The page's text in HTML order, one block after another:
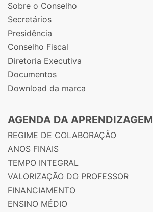
Sobre o Conselho
Secretários
Presidência
Conselho Fiscal
Diretoria Executiva
Documentos
Download da marca
AGENDA DA APRENDIZAGEM
REGIME DE COLABORAÇÃO
ANOS FINAIS
TEMPO INTEGRAL
VALORIZAÇÃO DO PROFESSOR
FINANCIAMENTO
ENSINO MÉDIO